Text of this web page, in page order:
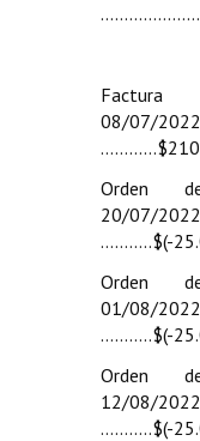
Ciudadano Ilustre -
Huéspedes de
Reconocimientos -
Bariloche, Municipio
Entrega de
REFORMA DE LA
08/07/
Orden
20/07/
………..$(-
Orden
01/08/
………..$(-
Orden
12/08/
………..$(-